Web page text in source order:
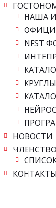
НАША
NFST
НОВОСТИ
ЧЛЕНСТВО
КОНТАКТЫ